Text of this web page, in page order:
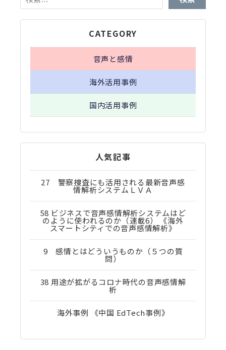
CATEGORY
音声と感情
海外活用事例
国内活用事例
人気記事
27 警察捜査にも活用される最新音声感
情解析システムＬＶＡ
58 ビジネスで音声感情解析システムはど
のように使われるのか（連載6） 《海外
スマートシティでの音声感情解析》
9 感情とはどういうものか（５つの質
問）
38 用途が拡がるコロナ時代の音声感情解
析
海外事例 《中国 EdTech事例》